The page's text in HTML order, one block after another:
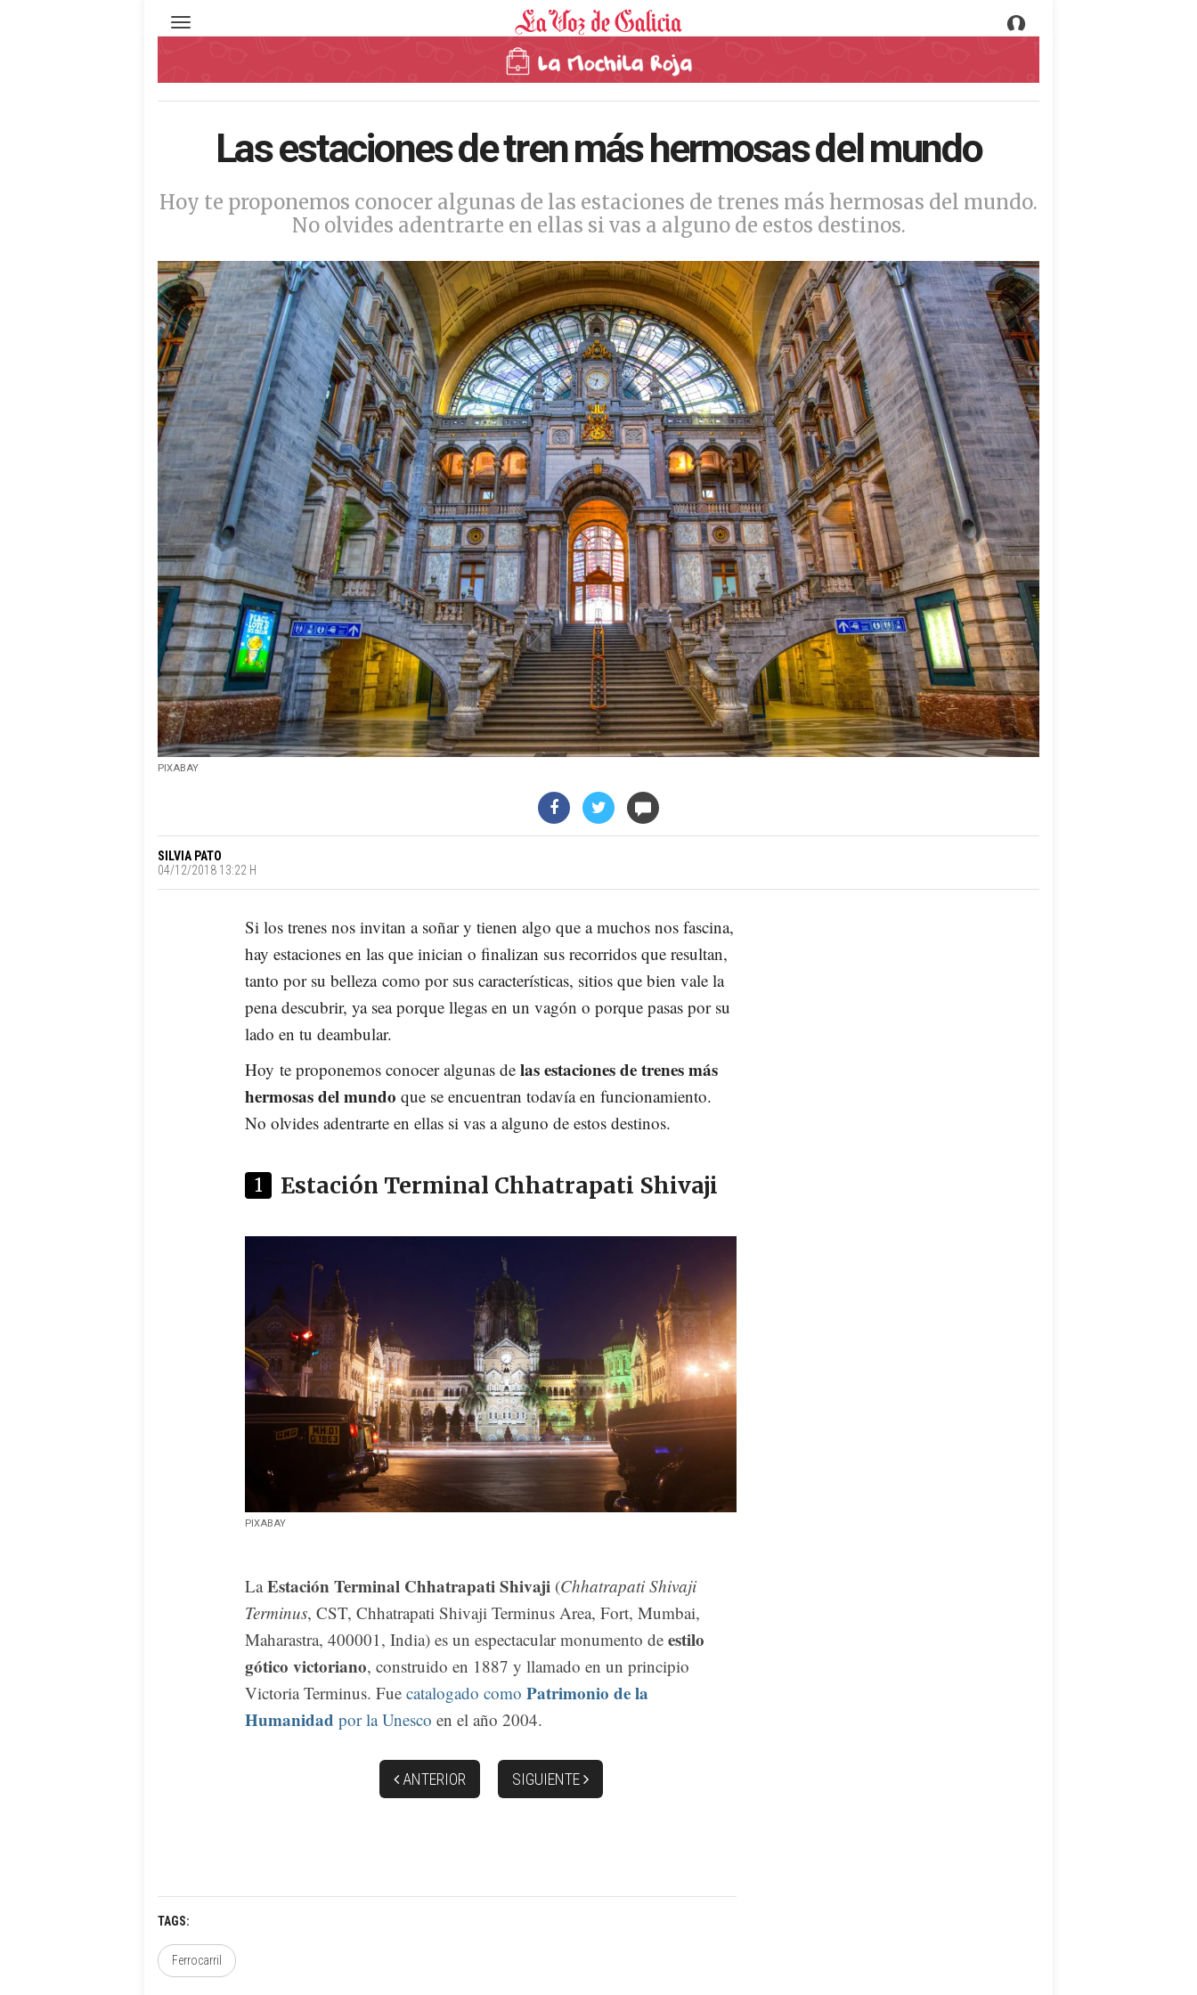
Toggle navigation
Las estaciones de tren más hermosas del mundo
Hoy te proponemos conocer algunas de las estaciones de trenes más hermosas del mundo.
No olvides adentrarte en ellas si vas a alguno de estos destinos.
PIXABAY
SILVIA PATO
04/12/2018 13:22 H
Si los trenes nos invitan a soñar y tienen algo que a muchos nos fascina,
hay estaciones en las que inician o finalizan sus recorridos que resultan,
tanto por su belleza como por sus características, sitios que bien vale la
pena descubrir, ya sea porque llegas en un vagón o porque pasas por su
lado en tu deambular.
Hoy te proponemos conocer algunas delas estaciones de trenes más
hermosas del mundo que se encuentran todavía en funcionamiento.
No olvides adentrarte en ellas si vas a alguno de estos destinos.
1 Estación Terminal Chhatrapati Shivaji
PIXABAY
LaEstación Terminal Chhatrapati Shivaji (Chhatrapati Shivaji
Terminus, CST, Chhatrapati Shivaji Terminus Area, Fort, Mumbai,
Maharastra, 400001, India) es un espectacular monumento deestilo
gótico victoriano, construido en 1887 y llamado en un principio
Victoria Terminus. Fuecatalogado comoPatrimonio de la
Humanidad por la Unescoen el año 2004.
ANTERIOR SIGUIENTE
TAGS
Ferrocarril